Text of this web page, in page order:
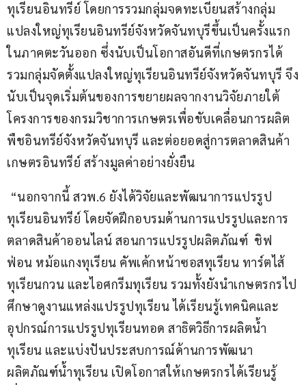
ทุเรียนอินทรีย์ โดยการรวมกลุ่มจดทะเบียนสร้างกลุ่ม
แปลงใหญ่ทุเรียนอินทรีย์จังหวัดจันทบุรีขึ้นเป็นครั้งแรก
ในภาคตะวันออก ซึ่งนับเป็นโอกาสอันดีที่เกษตรกรได้
รวมกลุ่มจัดตั้งแปลงใหญ่ทุเรียนอินทรีย์จังหวัดจันทบุรี จึง
นับเป็นจุดเริ่มต้นของการขยายผลจากงานวิจัยภายใต้
โครงการของกรมวิชาการเกษตรเพื่อขับเคลื่อนการผลิต
พืชอินทรีย์จังหวัดจันทบุรี และต่อยอดสู่การตลาดสินค้า
เกษตรอินทรีย์ สร้างมูลค่าอย่างยั่งยืน
“นอกจากนี้ สวพ.6 ยังได้วิจัยและพัฒนาการแปรรูป
ทุเรียนอินทรีย์ โดยจัดฝึกอบรมด้านการแปรรูปและการ
ตลาดสินค้าออนไลน์ สอนการแปรรูปผลิตภัณฑ์  ชิฟ
ฟ่อน หม้อแกงทุเรียน คัพเค้กหน้าซอสทุเรียน ทาร์ตไส้
ทุเรียนกวน และไอศกรีมทุเรียน รวมทั้งยังนำเกษตรกรไป
ศึกษาดูงานแหล่งแปรรูปทุเรียน ได้เรียนรู้เทคนิคและ
อุปกรณ์การแปรรูปทุเรียนทอด สาธิตวิธีการผลิตน้ำ
ทุเรียน และแบ่งปันประสบการณ์ด้านการพัฒนา
ผลิตภัณฑ์น้ำทุเรียน เปิดโอกาสให้เกษตรกรได้เรียนรู้